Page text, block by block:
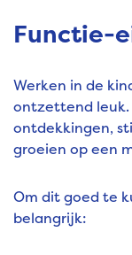
Functie-
Werken in de
ontzettend
ontdekkingen,
groeien op een
Om dit goed te
belangrijk: